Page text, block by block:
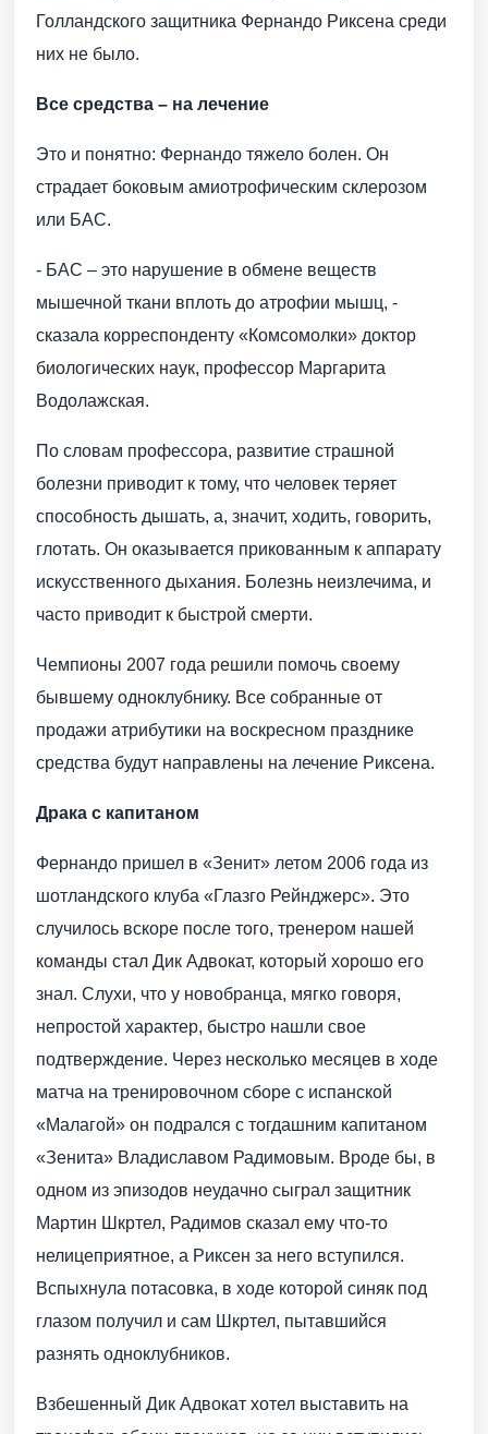
Голландского защитника Фернандо Риксена среди
них не было.
Все средства – на лечение
Это и понятно: Фернандо тяжело болен. Он
страдает боковым амиотрофическим склерозом
или БАС.
- БАС – это нарушение в обмене веществ
мышечной ткани вплоть до атрофии мышц, -
сказала корреспонденту «Комсомолки» доктор
биологических наук, профессор Маргарита
Водолажская.
По словам профессора, развитие страшной
болезни приводит к тому, что человек теряет
способность дышать, а, значит, ходить, говорить,
глотать. Он оказывается прикованным к аппарату
искусственного дыхания. Болезнь неизлечима, и
часто приводит к быстрой смерти.
Чемпионы 2007 года решили помочь своему
бывшему одноклубнику. Все собранные от
продажи атрибутики на воскресном празднике
средства будут направлены на лечение Риксена.
Драка с капитаном
Фернандо пришел в «Зенит» летом 2006 года из
шотландского клуба «Глазго Рейнджерс». Это
случилось вскоре после того, тренером нашей
команды стал Дик Адвокат, который хорошо его
знал. Слухи, что у новобранца, мягко говоря,
непростой характер, быстро нашли свое
подтверждение. Через несколько месяцев в ходе
матча на тренировочном сборе с испанской
«Малагой» он подрался с тогдашним капитаном
«Зенита» Владиславом Радимовым. Вроде бы, в
одном из эпизодов неудачно сыграл защитник
Мартин Шкртел, Радимов сказал ему что-то
нелицеприятное, а Риксен за него вступился.
Вспыхнула потасовка, в ходе которой синяк под
глазом получил и сам Шкртел, пытавшийся
разнять одноклубников.
Взбешенный Дик Адвокат хотел выставить на